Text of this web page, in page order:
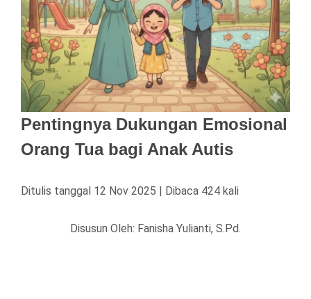
Pentingnya Dukungan Emosional
Orang Tua bagi Anak Autis
Ditulis tanggal 12 Nov 2025 | Dibaca 424 kali
Disusun Oleh: Fanisha Yulianti, S.Pd.